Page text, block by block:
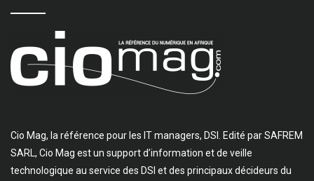
Cio Mag, la référence pour les IT managers, DSI. Edité par SAFREM
SARL, Cio Mag est un support d’information et de veille
technologique au service des DSI et des principaux décideurs du